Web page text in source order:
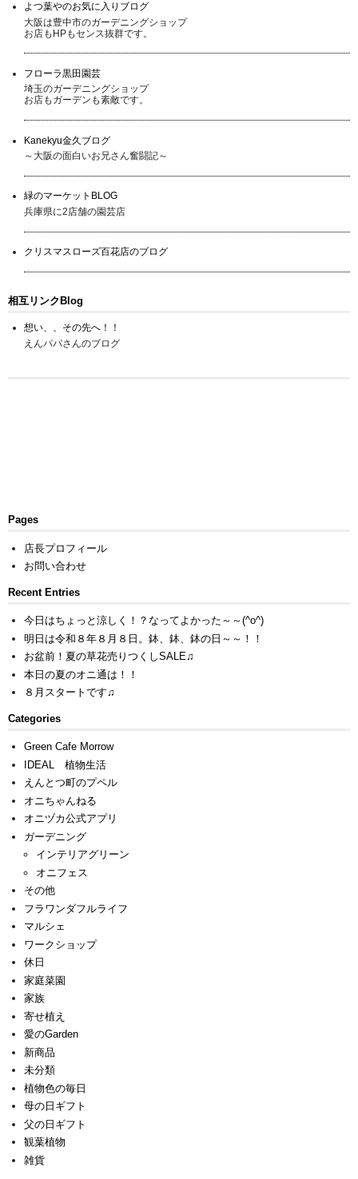
よつ葉やのお気に入りブログ
大阪は豊中市のガーデニングショップ
お店もHPもセンス抜群です。
フローラ黒田園芸
埼玉のガーデニングショップ
お店もガーデンも素敵です。
Kanekyu金久ブログ
～大阪の面白いお兄さん奮闘記～
緑のマーケットBLOG
兵庫県に2店舗の園芸店
クリスマスローズ百花店のブログ
相互リンクBlog
想い、、その先へ！！
えんパパさんのブログ
Pages
店長プロフィール
お問い合わせ
Recent Entries
今日はちょっと涼しく！？なってよかった～～(^o^)
明日は令和８年８月８日。鉢、鉢、鉢の日～～！！
お盆前！夏の草花売りつくしSALE♫
本日の夏のオニ通は！！
８月スタートです♫
Categories
Green Cafe Morrow
IDEAL 植物生活
えんとつ町のプペル
オニちゃんねる
オニヅカ公式アプリ
ガーデニング
インテリアグリーン
オニフェス
その他
フラワンダフルライフ
マルシェ
ワークショップ
休日
家庭菜園
家族
寄せ植え
愛のGarden
新商品
未分類
植物色の毎日
母の日ギフト
父の日ギフト
観葉植物
雑貨